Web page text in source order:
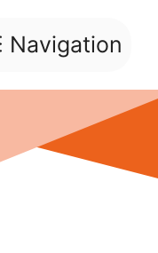
Navigation